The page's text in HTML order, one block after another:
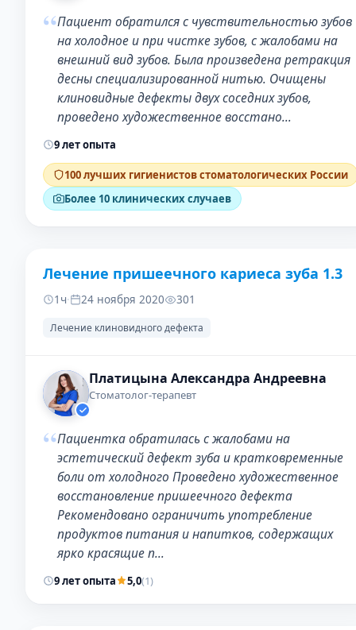
“Пациент обратился с чувствительностью зубов
на холодное и при чистке зубов, с жалобами на
внешний вид зубов. Была произведена ретракция
десны специализированной нитью. Очищены
клиновидные дефекты двух соседних зубов,
проведено художественное восстано…
9 лет опыта
100 лучших гигиенистов стоматологических России
Более 10 клинических случаев
ДО ПОСЛЕ
Лечение пришеечного кариеса зуба 1.3
1ч· 24 ноября 2020 301
Лечение клиновидного дефекта
Платицына Александра Андреевна
Стоматолог-терапевт
“Пациентка обратилась с жалобами на
эстетический дефект зуба и кратковременные
боли от холодного Проведено художественное
восстановление пришеечного дефекта
Рекомендовано ограничить употребление
продуктов питания и напитков, содержащих
ярко красящие п…
9 лет опыта 5,0(1)